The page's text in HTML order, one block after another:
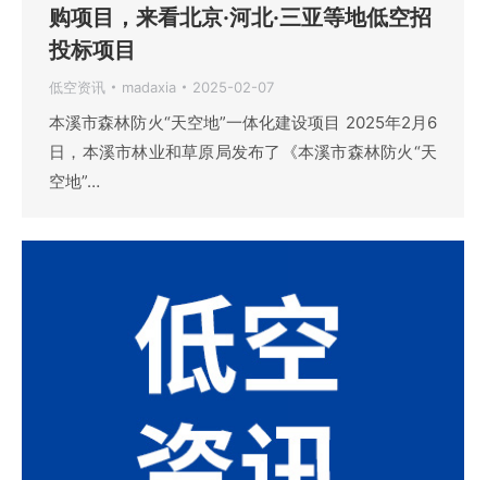
购项目，来看北京·河北·三亚等地低空招
投标项目
低空资讯 madaxia 2025-02-07
本溪市森林防火“天空地”一体化建设项目 2025年2月6
日，本溪市林业和草原局发布了《本溪市森林防火“天
空地”…